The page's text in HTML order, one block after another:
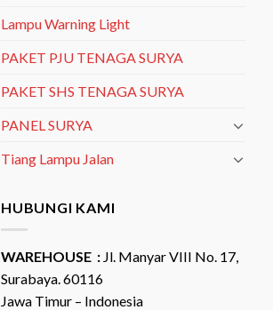
Lampu Warning Light
PAKET PJU TENAGA SURYA
PAKET SHS TENAGA SURYA
PANEL SURYA
Tiang Lampu Jalan
HUBUNGI KAMI
WAREHOUSE : Jl. Manyar VIII No. 17,
Surabaya. 60116
Jawa Timur – Indonesia